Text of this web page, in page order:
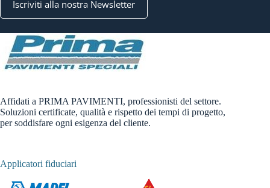
Iscriviti alla nostra Newsletter
Affidati a PRIMA PAVIMENTI, professionisti del settore.
Soluzioni certificate, qualità e rispetto dei tempi di progetto,
per soddisfare ogni esigenza del cliente.
Applicatori fiduciari